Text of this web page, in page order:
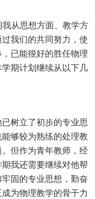
从思想方面、教学方
我们的共同努力，使
已能很好的胜任物理
期计划继续从以下几
树立了初步的专业思
够较为熟练的处理教
但作为青年教师，经
我还需要继续对他帮
固的专业思想，勤奋
为物理教学的骨干力